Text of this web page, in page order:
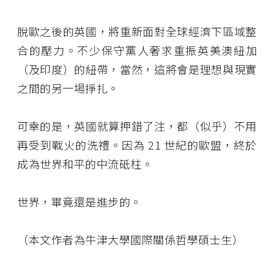
脫歐之後的英國，將重新面對全球經濟下區域整
合的壓力。不少保守黨人奢求重振英美澳紐加
（及印度）的紐帶，當然，這將會是理想與現實
之間的另一場掙扎。
可幸的是，英國就算押錯了注，都（似乎）不用
再受到戰火的洗禮。因為 21 世紀的歐盟，終於
成為世界和平的中流砥柱。
世界，畢竟還是進步的。
（本文作者為牛津大學國際關係哲學碩士生）